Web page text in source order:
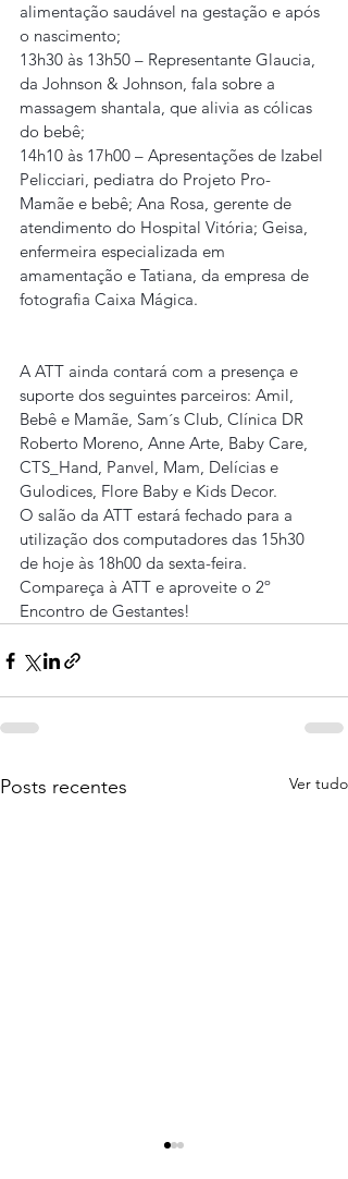
alimentação saudável na gestação e após
o nascimento;
13h30 às 13h50 – Representante Glaucia,
da Johnson & Johnson, fala sobre a
massagem shantala, que alivia as cólicas
do bebê;
14h10 às 17h00 – Apresentações de Izabel
Pelicciari, pediatra do Projeto Pro-
Mamãe e bebê; Ana Rosa, gerente de
atendimento do Hospital Vitória; Geisa,
enfermeira especializada em
amamentação e Tatiana, da empresa de
fotografia Caixa Mágica.
A ATT ainda contará com a presença e
suporte dos seguintes parceiros: Amil,
Bebê e Mamãe, Sam´s Club, Clínica DR
Roberto Moreno, Anne Arte, Baby Care,
CTS_Hand, Panvel, Mam, Delícias e
Gulodices, Flore Baby e Kids Decor.
O salão da ATT estará fechado para a
utilização dos computadores das 15h30
de hoje às 18h00 da sexta-feira.
Compareça à ATT e aproveite o 2º
Encontro de Gestantes!
Posts recentes Ver tudo